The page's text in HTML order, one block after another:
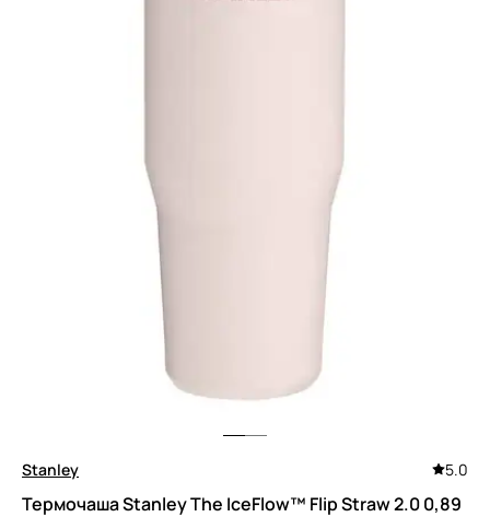
Stanley 5.0
Термочаша Stanley The IceFlow™ Flip Straw 2.0 0,89